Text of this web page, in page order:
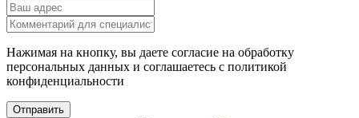
Нажимая на кнопку, вы даете согласие на обработку
персональных данных и соглашаетесь c политикой
конфиденциальности
Отправить